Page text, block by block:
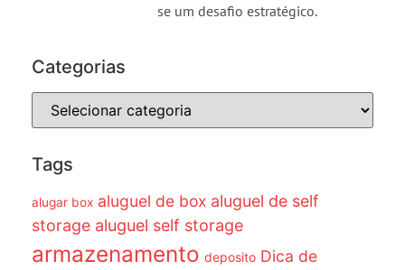
se um desafio estratégico.
Categorias
Tags
alugar box aluguel de box aluguel de self
storage aluguel self storage
armazenamento deposito Dica de